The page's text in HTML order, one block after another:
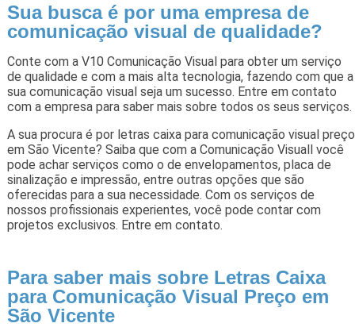
Sua busca é por uma empresa de
comunicação visual de qualidade?
Conte com a V10 Comunicação Visual para obter um serviço
de qualidade e com a mais alta tecnologia, fazendo com que a
sua comunicação visual seja um sucesso. Entre em contato
com a empresa para saber mais sobre todos os seus serviços.
A sua procura é por letras caixa para comunicação visual preço
em São Vicente? Saiba que com a Comunicação Visuall você
pode achar serviços como o de envelopamentos, placa de
sinalização e impressão, entre outras opções que são
oferecidas para a sua necessidade. Com os serviços de
nossos profissionais experientes, você pode contar com
projetos exclusivos. Entre em contato.
Para saber mais sobre Letras Caixa
para Comunicação Visual Preço em
São Vicente